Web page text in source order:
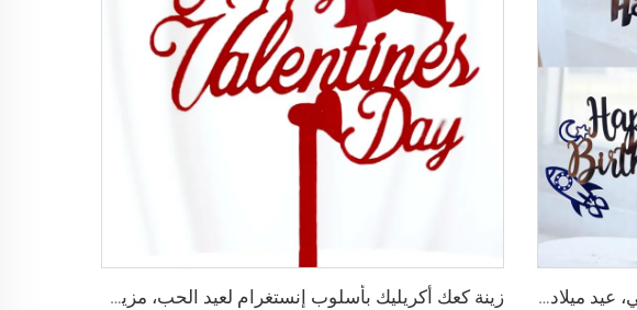
زينة كعكة أكريليك مزدوجة الطبقات لصبي، عيد ميلاد سعيد، مُزيّن كعكة فضاء لأكريليك زينة كعك أكريليك بأسلوب إنستغرام لعيد الحب، مزين كعكة أكريليك للخبز بمناسبة عيد الحب